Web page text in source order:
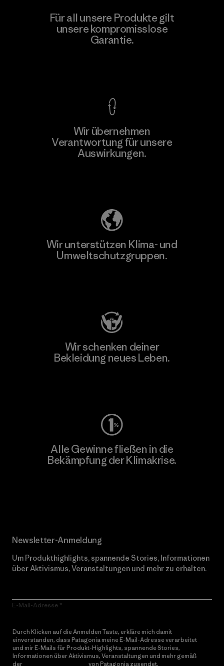
Mehr dazu
Youngone Namdinh Co., Ltd.
Für all unsere Produkte gilt
unsere kompromisslose
Garantie.
Wir übernehmen
Verantwortung für unsere
Auswirkungen.
Wir unterstützen Klima- und
Umweltschutzgruppen.
Wir schenken deiner
Bekleidung neues Leben.
Alle Gewinne fließen in die
Bekämpfung der Klimakrise.
Newsletter-Anmeldung
Um Produkthighlights, spannende Stories, Informationen
über Aktivismus, Veranstaltungen und mehr zu erhalten.
E-Mail-Adresse
Durch Klicken auf die Anmelden Taste, erkläre mich damit
einverstanden, dass Patagonia meine E-Mail-Adresse verarbeitet
und mir E-Mails für Produkt-Highlights, spannende Stories,
Informationen über Aktivismus, Veranstaltungen und mehr gemäß
der
von Patagonia zusendet.